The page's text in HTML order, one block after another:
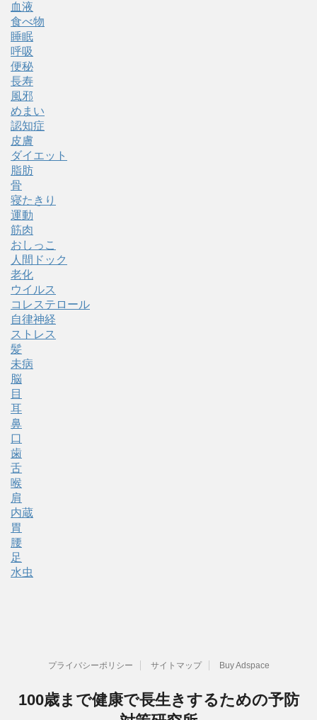
血液
食べ物
睡眠
呼吸
便秘
長寿
風邪
めまい
認知症
皮膚
ダイエット
脂肪
骨
寝たきり
運動
筋肉
おしっこ
人間ドック
老化
ウイルス
コレステロール
自律神経
ストレス
髪
未病
脳
目
耳
鼻
口
歯
舌
喉
肩
内蔵
胃
腰
足
水虫
プライバシーポリシー サイトマップ Buy Adspace
100歳まで健康で長生きするための予防